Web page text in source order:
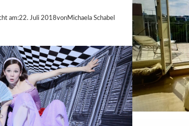
am:22. Juli 2018vonMichaela Schabel